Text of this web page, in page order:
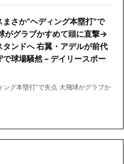
まさか“ヘディング本塁打”で
がグラブかすめて頭に直撃→
タンドへ 右翼・アデルが前代
で球場騒然 – デイリースポー
グ本塁打”で失点 大飛球がグラブか